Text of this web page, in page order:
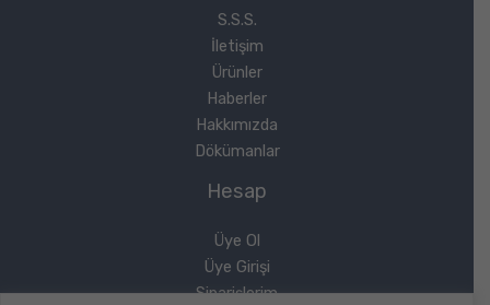
S.S.S.
İletişim
Ürünler
Haberler
Hakkımızda
Dökümanlar
Hesap
Üye Ol
Üye Girişi
Siparişlerim